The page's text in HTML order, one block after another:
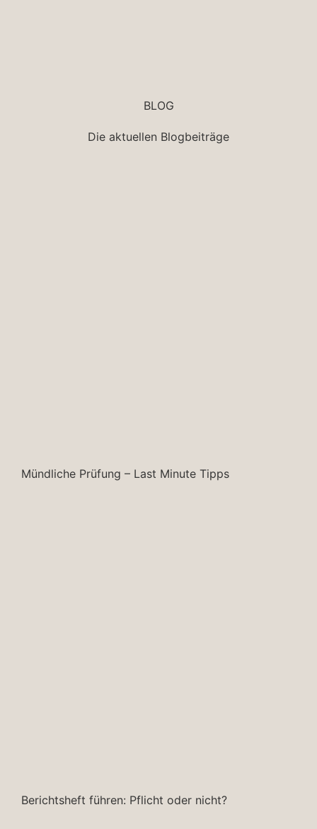
BLOG
Die aktuellen Blogbeiträge
Mündliche Prüfung – Last Minute Tipps
Berichtsheft führen: Pflicht oder nicht?